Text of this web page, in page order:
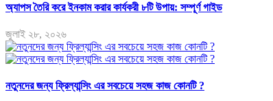
অ্যাপস তৈরি করে ইনকাম করার কার্যকরী ৮টি উপায়: সম্পূর্ণ গাইড
জুলাই ২৮, ২০২৬
নতুনদের জন্য ফ্রিল্যান্সিং এর সবচেয়ে সহজ কাজ কোনটি ?